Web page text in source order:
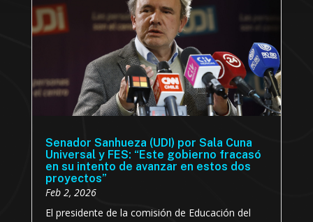
Senador Sanhueza (UDI) por Sala Cuna
Universal y FES: “Este gobierno fracasó
en su intento de avanzar en estos dos
proyectos”
Feb 2, 2026
El presidente de la comisión de Educación del